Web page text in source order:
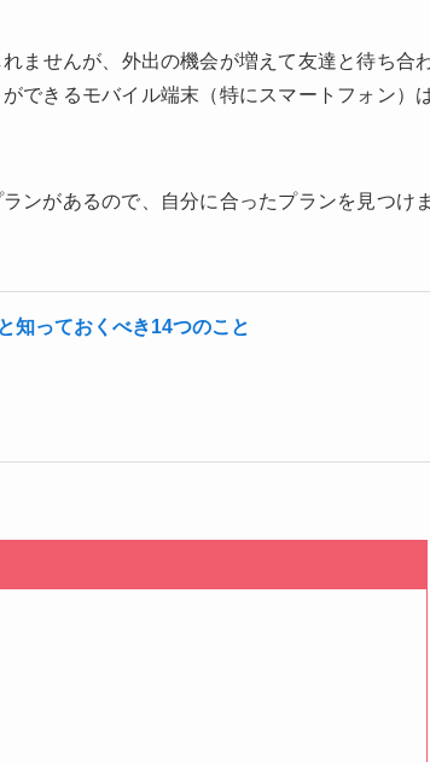
ませんが、外出の機会が増えて友達と待ち合
できるモバイル端末（特にスマートフォン）
ンがあるので、自分に合ったプランを見つけ
知っておくべき14つのこと